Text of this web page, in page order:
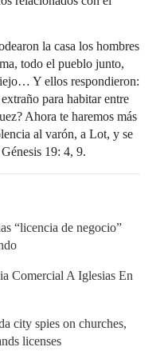
la casa los hombres
todo el pueblo junto,
Y ellos respondieron:
para habitar entre
Ahora te haremos más
al varón, a Lot, y se
19: 4, 9.
“licencia de negocio”
Comercial A Iglesias En
city spies on churches,
licenses